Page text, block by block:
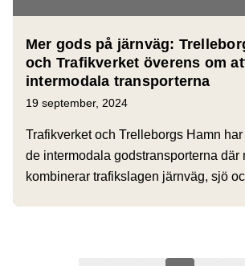
Mer gods på järnväg:
och Trafikverket överens om
intermodala transporterna
19 september, 2024
Trafikverket och Trelleborgs Hamn
de intermodala godstransporterna där
kombinerar trafikslagen järnväg, sjö